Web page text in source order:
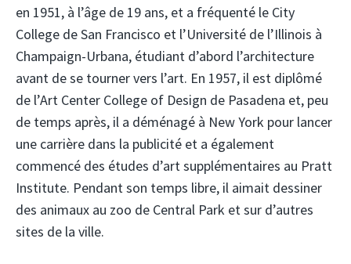
en 1951, à l’âge de 19 ans, et a fréquenté le City
College de San Francisco et l’Université de l’Illinois à
Champaign-Urbana, étudiant d’abord l’architecture
avant de se tourner vers l’art. En 1957, il est diplômé
de l’Art Center College of Design de Pasadena et, peu
de temps après, il a déménagé à New York pour lancer
une carrière dans la publicité et a également
commencé des études d’art supplémentaires au Pratt
Institute. Pendant son temps libre, il aimait dessiner
des animaux au zoo de Central Park et sur d’autres
sites de la ville.